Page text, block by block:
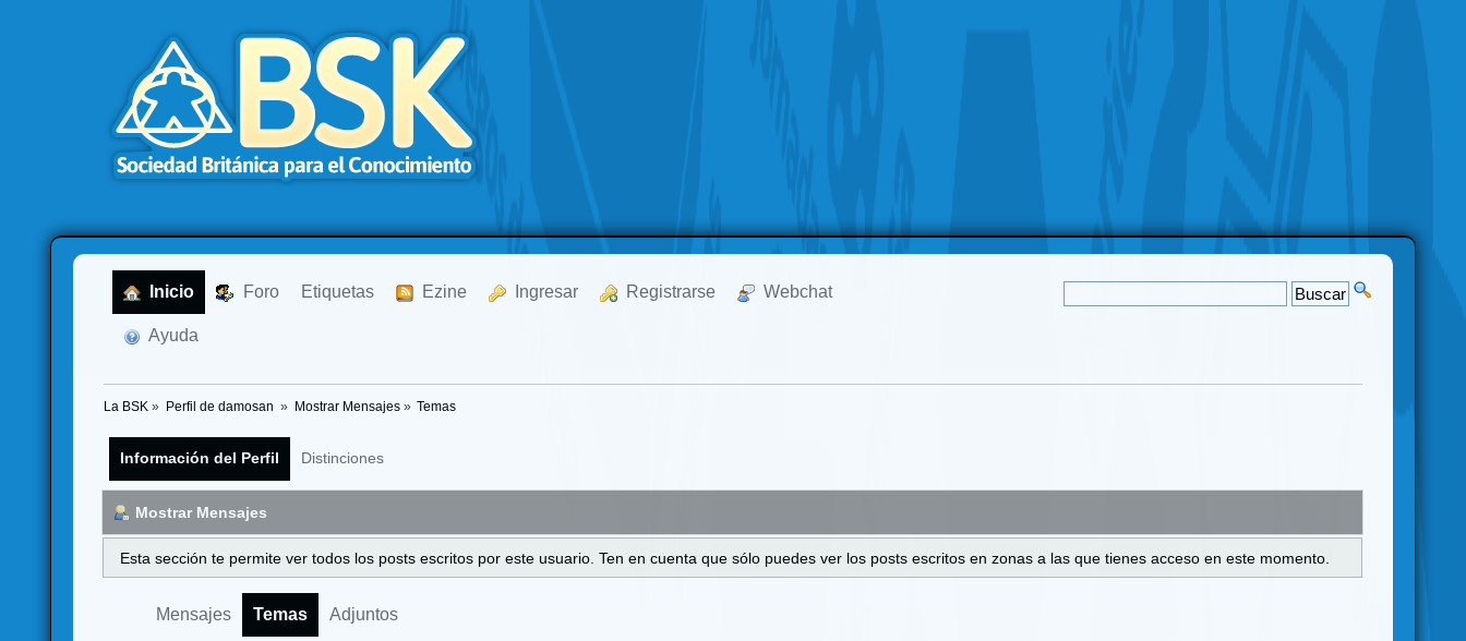
Inicio Foro Etiquetas Ezine Ingresar Registrarse Webchat
Ayuda
La BSK » Perfil de damosan » Mostrar Mensajes» Temas
Información del Perfil Distinciones
Mostrar Mensajes
Esta sección te permite ver todos los posts escritos por este usuario. Ten en cuenta que sólo puedes ver los posts escritos en zonas a las que tienes acceso en este momento.
Mensajes Temas Adjuntos